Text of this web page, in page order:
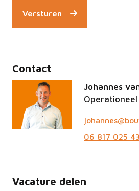
Versturen
Contact
Johannes
06 817 025 43
Vacature delen